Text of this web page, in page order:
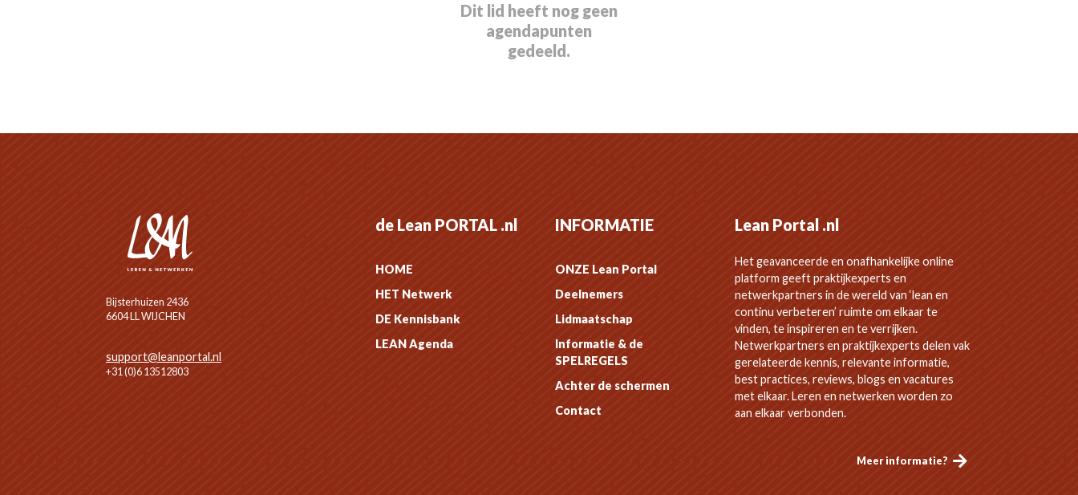
Dit lid heeft nog geen
agendapunten
gedeeld.
Bijsterhuizen 2436
6604 LL WIJCHEN
support@leanportal.nl
+31 (0)6 13512803
de Lean PORTAL .nl
HOME
HET Netwerk
DE Kennisbank
LEAN Agenda
INFORMATIE
ONZE Lean Portal
Deelnemers
Lidmaatschap
Informatie & de
SPELREGELS
Achter de schermen
Contact
Lean Portal .nl
Het geavanceerde en onafhankelijke online
platform geeft praktijkexperts en
netwerkpartners in de wereld van ‘lean en
continu verbeteren’ ruimte om elkaar te
vinden, te inspireren en te verrijken.
Netwerkpartners en praktijkexperts delen vak
gerelateerde kennis, relevante informatie,
best practices, reviews, blogs en vacatures
met elkaar. Leren en netwerken worden zo
aan elkaar verbonden.
Meer informatie?